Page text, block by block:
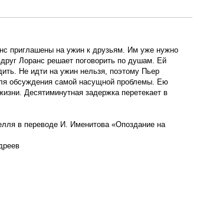
приглашены на ужин к друзьям. Им уже нужно
Лоранс решает поговорить по душам. Ей
Не идти на ужин нельзя, поэтому Пьер
обсуждения самой насущной проблемы. Ею
Десятиминутная задержка перетекает в
в переводе И. Именитова «Опоздание на